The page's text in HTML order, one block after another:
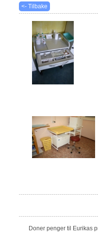
<- Tilbake
Doner penger til Eurikas